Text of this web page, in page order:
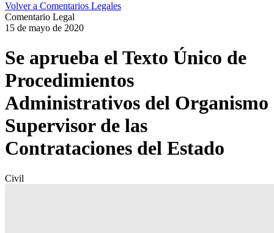
Volver a Comentarios Legales
Comentario Legal
15 de mayo de 2020
Se aprueba el Texto Único de
Procedimientos
Administrativos del Organismo
Supervisor de las
Contrataciones del Estado
Civil